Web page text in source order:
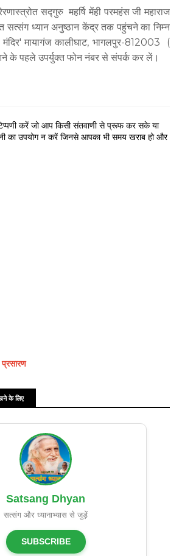
सद्गुरु महर्षि मेंही परमहंस जी महाराज
ध्यान अनुष्ठान केंद्र तक पहुंचने का निम्न
मायागंज कालीघाट, भागलपुर-812003 (
के पहले उपर्युक्त फोन नंबर से संपर्क कर लें।
करें जो आप किसी संतवाणी से प्रूफ कर सके या
का उपयोग न करें जिनसे आपका भी समय खराब हो और
प्रसारण
के लिए
Satsang Dhyan
सत्संग और ध्यानाभ्यास से जुड़ें
SUBSCRIBE